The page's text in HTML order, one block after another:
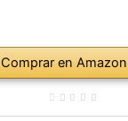
Comprar en Amazon